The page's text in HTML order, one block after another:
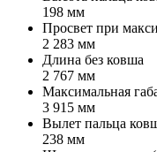
198 мм
Просвет при
2 283 мм
Длина без ковша
2 767 мм
Максимальная
3 915 мм
Вылет пальца
238 мм